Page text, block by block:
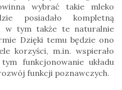
wybrać takie mleko
posiadało kompletną
w tym także te naturalnie
Dzięki temu będzie ono
korzyści, m.in. wspierało
funkcjonowanie układu
funkcji poznawczych.